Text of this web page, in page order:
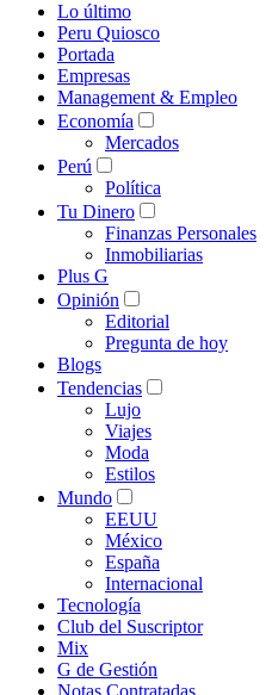
Lo último
Peru Quiosco
Portada
Empresas
Management & Empleo
Economía
Mercados
Perú
Política
Tu Dinero
Finanzas Personales
Inmobiliarias
Plus G
Opinión
Editorial
Pregunta de hoy
Blogs
Tendencias
Lujo
Viajes
Moda
Estilos
Mundo
EEUU
México
España
Internacional
Tecnología
Club del Suscriptor
Mix
G de Gestión
Notas Contratadas